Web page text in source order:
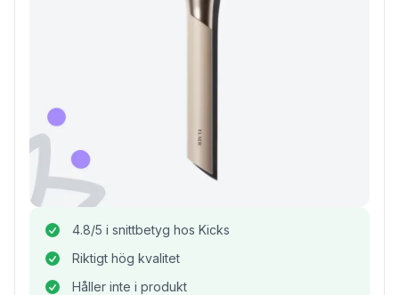
4.8/5 i snittbetyg hos Kicks
Riktigt hög kvalitet
Håller inte i produkt